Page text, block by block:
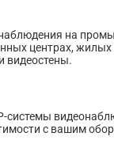
на
центрах,
видеостены.
с вашим